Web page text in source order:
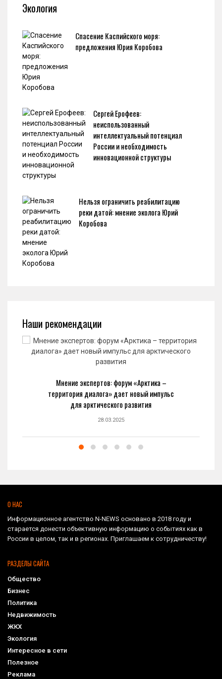
Экология
Спасение Каспийского моря:
предложения Юрия Коробова
Сергей Ерофеев:
неиспользованный
интеллектуальный потенциал
России и необходимость
инновационной структуры
Нельзя ограничить реабилитацию
реки датой: мнение эколога Юрий
Коробова
Наши рекомендации
Мнение экспертов: форум «Арктика –
территория диалога» дает новый импульс
для арктического развития
28.03.2025
О НАС
Информационное агентство N-NEWS основано в 2018 году и
старается донести объективную информацию о событиях как в
России в целом, так и в регионах. Приглашаем к сотрудничеству!
РАЗДЕЛЫ САЙТА
Общество
Бизнес
Политика
Недвижимость
ЖКХ
Экология
Интересное в сети
Полезное
Реклама